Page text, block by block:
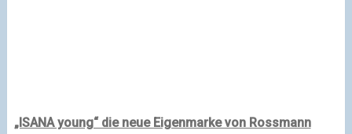
„ISANA young“ die neue Eigenmarke von Rossmann